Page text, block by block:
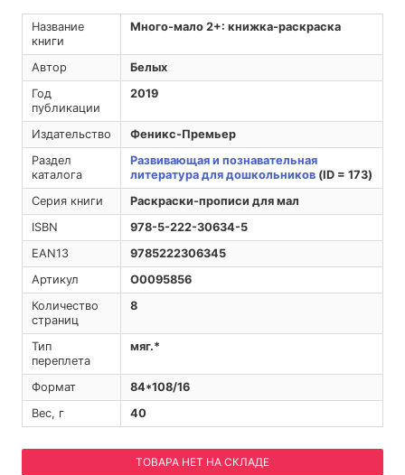
Название
книги
Много-мало 2+: книжка-раскраска
Автор
Белых
Год
публикации
2019
Издательство
Феникс-Премьер
Раздел
каталога
Развивающая и познавательная
литература для дошкольников(ID = 173)
Серия книги
Раскраски-прописи для мал
ISBN
978-5-222-30634-5
EAN13
9785222306345
Артикул
O0095856
Количество
страниц
8
Тип
переплета
мяг.*
Формат
84*108/16
Вес, г
40
ТОВАРА НЕТ НА СКЛАДЕ